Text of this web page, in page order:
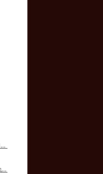
Премьера от «Усталого королевства»: «Игорь начал»
Релиз 2-й серии «БДСМ-людей» от «Аркада Фильм»